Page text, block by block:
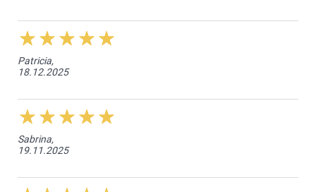
Patricia,
18.12.2025
Sabrina,
19.11.2025